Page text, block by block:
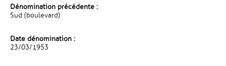
Dénomination précédente :
Sud (boulevard)
Date dénomination :
23/03/1953